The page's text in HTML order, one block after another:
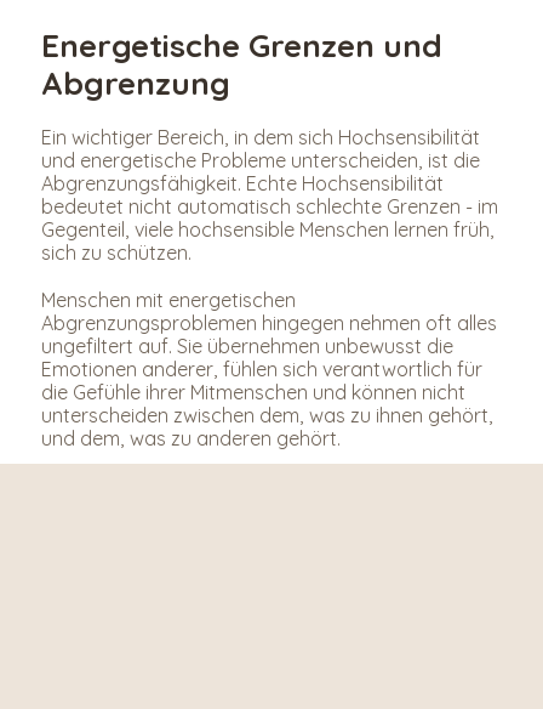
Energetische Grenzen und
Abgrenzung
Ein wichtiger Bereich, in dem sich Hochsensibilität
und energetische Probleme unterscheiden, ist die
Abgrenzungsfähigkeit. Echte Hochsensibilität
bedeutet nicht automatisch schlechte Grenzen - im
Gegenteil, viele hochsensible Menschen lernen früh,
sich zu schützen.
Menschen mit energetischen
Abgrenzungsproblemen hingegen nehmen oft alles
ungefiltert auf. Sie übernehmen unbewusst die
Emotionen anderer, fühlen sich verantwortlich für
die Gefühle ihrer Mitmenschen und können nicht
unterscheiden zwischen dem, was zu ihnen gehört,
und dem, was zu anderen gehört.